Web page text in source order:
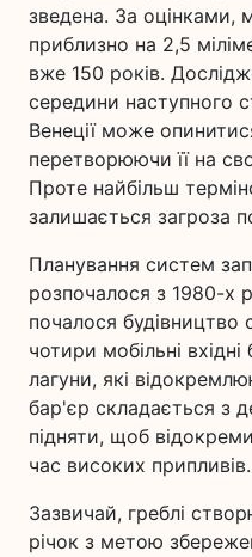
зведена. За оцінками,
приблизно на 2,5
вже 150 років.
середини наступного
Венеції може
перетворюючи її на
Проте найбільш
залишається загроза
Планування систем
розпочалося з 1980-х
почалося
чотири мобільні
лагуни, які
бар'єр складається з
підняти, щоб
час високих припливів.
Зазвичай, греблі
річок з метою